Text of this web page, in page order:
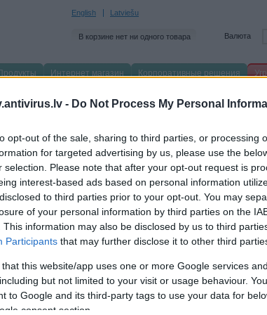
- Do Not Process My Personal
opt-out of the sale, sharing to third parties, or processing
for targeted advertising by us, please use the
selection. Please note that after your opt-out request is
interest-based ads based on personal information
to third parties prior to your opt-out. You may
of your personal information by third parties on the
This information may also be disclosed by us to third
Participants that may further disclose it to other third
that this website/app uses one or more Google services
but not limited to your visit or usage behaviour.
to Google and its third-party tags to use your data for
consent section.
English Latviešu
В корзине нет ни одного товара Валюта
Интернет магазин Корпоративные решения
/ Угрозы /
и